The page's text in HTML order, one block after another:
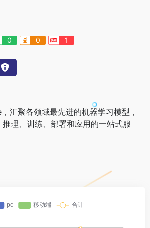
0 0 1
汇聚各领域最先进的机器学习模型，
理、训练、部署和应用的一站式服